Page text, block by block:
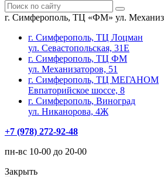
г. Симферополь, ТЦ «ФМ» ул.
г. Симферополь, ТЦ Лоцман
ул. Севастопольская, 31Е
г. Симферополь, ТЦ ФМ
ул. Механизаторов, 51
г. Симферополь, ТЦ МЕГАНОМ
Евпаторийское шоссе, 8
г. Симферополь, Виноград
ул. Никанорова, 4Ж
+7 (978) 272-92-48
пн-вс 10-00 до 20-00
Закрыть